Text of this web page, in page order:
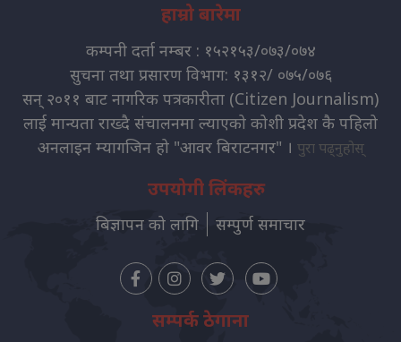
हाम्रो बारेमा
कम्पनी दर्ता नम्बर : १५२१५३/०७३/०७४
सुचना तथा प्रसारण विभाग: १३१२/ ०७५/०७६
सन् २०११ बाट नागरिक पत्रकारीता (Citizen Journalism)
लाई मान्यता राख्दै संचालनमा ल्याएको कोशी प्रदेश कै पहिलो
अनलाइन म्यागजिन हो "आवर बिराटनगर" । पुरा पढ्नुहोस्
उपयोगी लिंकहरु
बिज्ञापन को लागि सम्पुर्ण समाचार
सम्पर्क ठेगाना